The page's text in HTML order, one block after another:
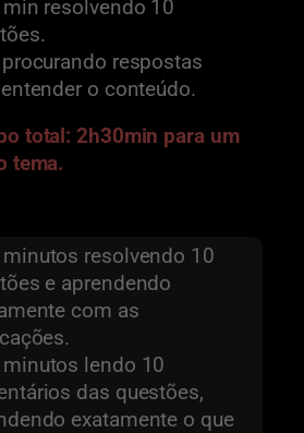
resolvendo 10
respostas
o conteúdo.
total: 2h30min para um
tema.
resolvendo 10
e aprendendo
com as
lendo 10
das questões,
exatamente o que